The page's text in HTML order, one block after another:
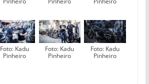
Foto: Kadu
Pinheiro
Foto: Kadu
Pinheiro
Foto: Kadu
Pinheiro